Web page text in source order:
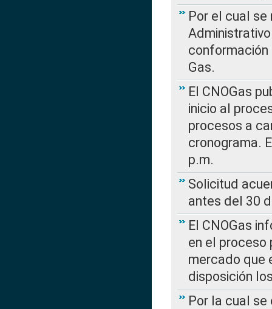
Por el cual
conformación
Gas.
El CNOGas
inicio al
procesos a
cronograma.
p.m.
Solicitud
antes del 30
El CNOGas
en el
mercado que
disposición
Por la cual se